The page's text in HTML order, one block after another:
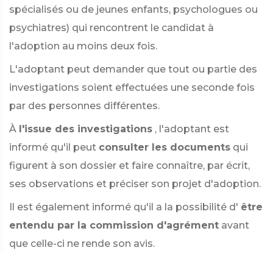
spécialisés ou de jeunes enfants, psychologues ou
psychiatres) qui rencontrent le candidat à
l'adoption au moins deux fois.
L'adoptant peut demander que tout ou partie des
investigations soient effectuées une seconde fois
par des personnes différentes.
À l'issue des investigations , l'adoptant est
informé qu'il peut consulter les documents qui
figurent à son dossier et faire connaître, par écrit,
ses observations et préciser son projet d'adoption.
Il est également informé qu'il a la possibilité d' être
entendu par la commission d'agrément avant
que celle-ci ne rende son avis.